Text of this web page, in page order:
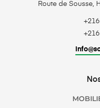
Route de Sousse,